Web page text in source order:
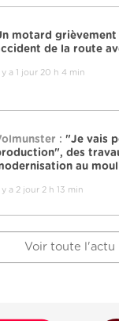
motard grièvement
de la route
y a 1 jour 20 h 4 min
: "Je vais
des
au
y a 2 jour 2 h 13 min
Voir toute l'actu